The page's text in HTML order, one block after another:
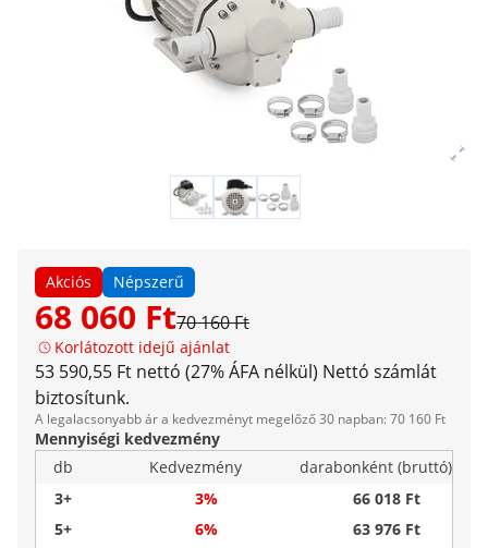
Akciós Népszerű
68 060 Ft70 160 Ft
Korlátozott idejű ajánlat
53 590,55 Ft nettó (27% ÁFA nélkül) Nettó számlát
biztosítunk.
A legalacsonyabb ár a kedvezményt megelőző 30 napban: 70 160 Ft
Mennyiségi kedvezmény
db
Kedvezmény
darabonként (bruttó)
3+
3%
66 018 Ft
5+
6%
63 976 Ft